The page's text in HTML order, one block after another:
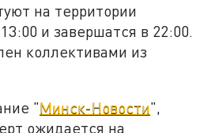
на территории
и завершатся в 22:00.
коллективами из
"Минск-Новости",
ожидается на